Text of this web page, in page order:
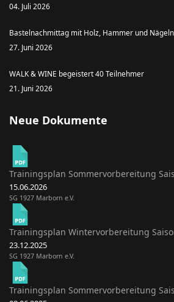
04. Juli 2026
Bastelnachmittag mit Holz, Hammer und Nägeln
27. Juni 2026
WALK & WINE begeistert 40 Teilnehmer
21. Juni 2026
Neue Dokumente
Trainingsplan Sommervorbereitung
15.06.2026
SG 1927 Marborn e.V.
Trainingsplan Wintervorbereitung
23.12.2025
SG 1927 Marborn e.V.
Trainingsplan Sommervorbereitung